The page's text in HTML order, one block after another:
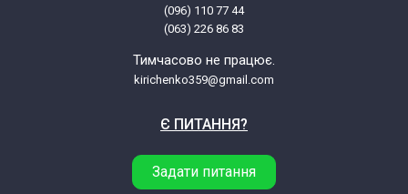
(096) 110 77 44
(063) 226 86 83
Тимчасово не працює.
kirichenko359@gmail.com
Є ПИТАННЯ?
Задати питання